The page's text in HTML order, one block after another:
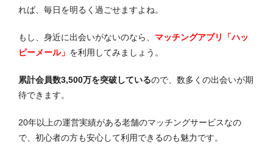
れば、毎日を明るく過ごせますよね。
もし、身近に出会いがないのなら、 マッチングアプリ「ハッ
ピーメール」 を利用してみましょう。
累計会員数3,500万を突破しているので、数多くの出会いが期
待できます。
20年以上の運営実績がある老舗のマッチングサービスなの
で、初心者の方も安心して利用できるのも魅力です。